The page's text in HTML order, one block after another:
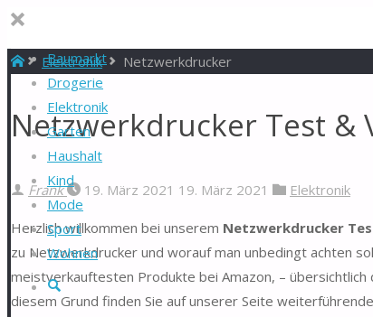
Baumarkt
Drogerie
Elektronik
Garten
Haushalt
Kind
Mode
Sport
Wohnen
Suche
StartElektronik Netzwerkdrucker
Netzwerkdrucker Test &
Frank 19. März 2021 19. März 2021 Elektronik
Herzlich willkommen bei unserem Netzwerkdrucker
zu Netzwerkdrucker und worauf man unbedingt achten
meistverkauftesten Produkte bei Amazon, –
diesem Grund finden Sie auf unserer Seite